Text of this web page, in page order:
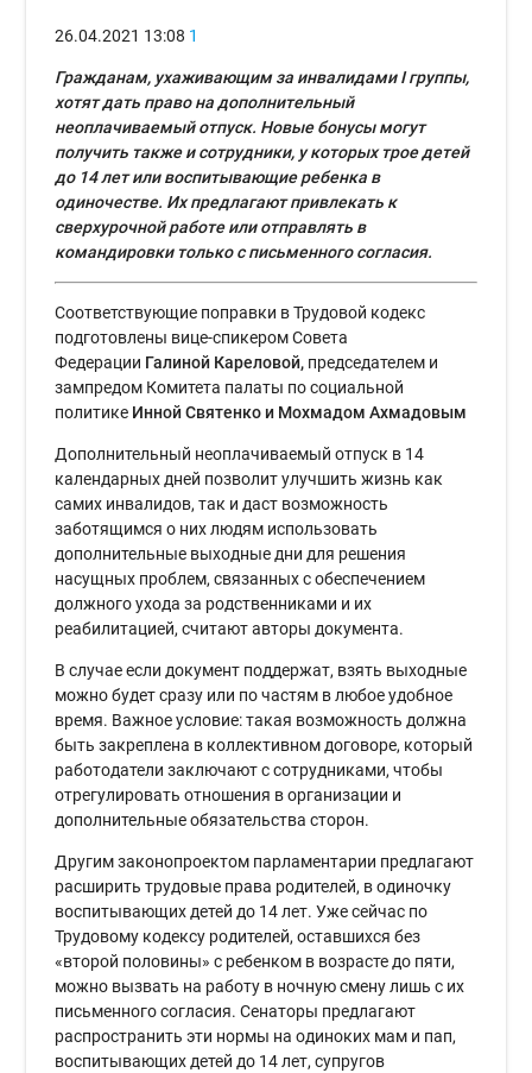
26.04.2021 13:08 1
Гражданам, ухаживающим за инвалидами I группы,
хотят дать право на дополнительный
неоплачиваемый отпуск. Новые бонусы могут
получить также и сотрудники, у которых трое детей
до 14 лет или воспитывающие ребенка в
одиночестве. Их предлагают привлекать к
сверхурочной работе или отправлять в
командировки только с письменного согласия.
Соответствующие поправки в Трудовой кодекс
подготовлены вице-спикером Совета
Федерации Галиной Кареловой, председателем и
зампредом Комитета палаты по социальной
политике Инной Святенко и Мохмадом Ахмадовым
Дополнительный неоплачиваемый отпуск в 14
календарных дней позволит улучшить жизнь как
самих инвалидов, так и даст возможность
заботящимся о них людям использовать
дополнительные выходные дни для решения
насущных проблем, связанных с обеспечением
должного ухода за родственниками и их
реабилитацией, считают авторы документа.
В случае если документ поддержат, взять выходные
можно будет сразу или по частям в любое удобное
время. Важное условие: такая возможность должна
быть закреплена в коллективном договоре, который
работодатели заключают с сотрудниками, чтобы
отрегулировать отношения в организации и
дополнительные обязательства сторон.
Другим законопроектом парламентарии предлагают
расширить трудовые права родителей, в одиночку
воспитывающих детей до 14 лет. Уже сейчас по
Трудовому кодексу родителей, оставшихся без
«второй половины» с ребенком в возрасте до пяти,
можно вызвать на работу в ночную смену лишь с их
письменного согласия. Сенаторы предлагают
распространить эти нормы на одиноких мам и пап,
воспитывающих детей до 14 лет, супругов